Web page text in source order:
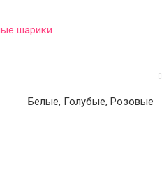
шарики
Белые, Голубые, Розовые